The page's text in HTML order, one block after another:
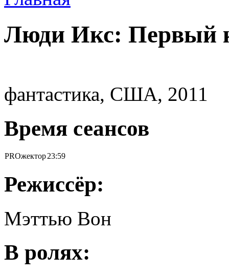
Люди Икс: Первый
фантастика, США, 2011
Время сеансов
PROжектор23:59
Режиссёр:
Мэттью Вон
В ролях: